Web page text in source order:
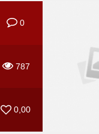
0
787
0,00